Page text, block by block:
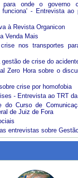
onde o governo
funciona' - Entrevista ao
à Revista Organicon
Venda Mais
nos transportes
de crise do
Zero Hora sobre o
crise por homofobia
- Entrevista ao TRT da
do Curso de
de Juiz de Fora
entrevistas sobre